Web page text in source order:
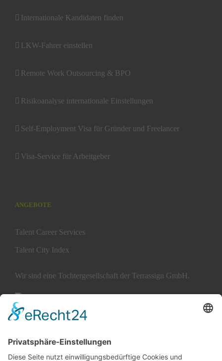
Internationale Kandidaten finden
LKW-Fahrer einstellen
Remote Work Outsourcing & BPO
Risikoanalyse internationale Einstellungen
Self-Employment Visa für Gründer und Freelancer
Visa-Service für Arbeitgeber
ANGEBOTE
Talent Career Services
Talent City Index
Wir sind eine Tochtergesellschaft der Terrassign GmbH.
ÜBER TERRATALENT